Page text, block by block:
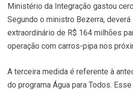
Ministério da Integração gastou
Segundo o ministro Bezerra,
extraordinário de R$ 164 milhões
operação com carros-pipa nos
A terceira medida é referente à
do programa Água para Todos.